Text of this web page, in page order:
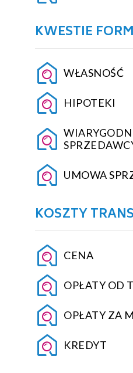
KWESTIE
WŁASNOŚĆ
HIPOTEKI
UMOWA
KOSZTY
CENA
OPŁATY OD
OPŁATY ZA
KREDYT